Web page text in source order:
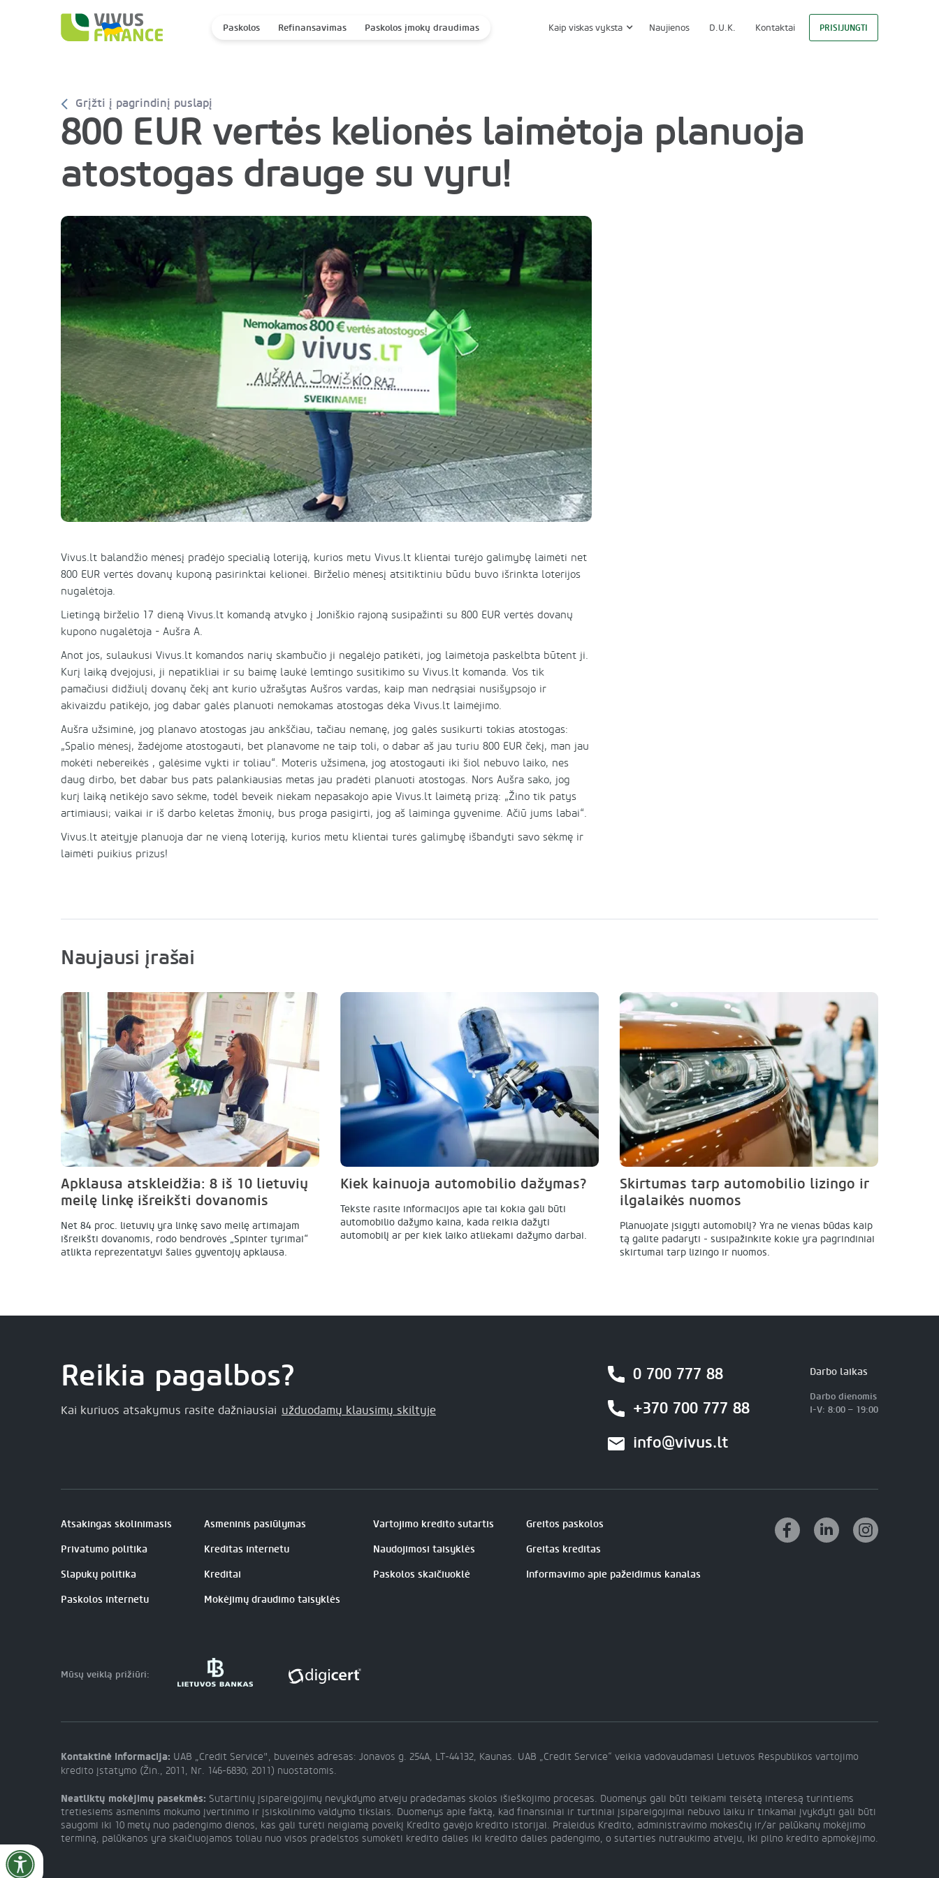
Paskolos Refinansavimas Paskolos įmokų draudimas Kaip viskas vyksta Naujienos D.U.K. Kontaktai PRISIJUNGTI
Grįžti į pagrindinį puslapį
800 EUR vertės kelionės laimėtoja planuoja
atostogas drauge su vyru!
Vivus.lt balandžio mėnesį pradėjo specialią loteriją, kurios metu Vivus.lt klientai turėjo galimybę laimėti net
800 EUR vertės dovanų kuponą pasirinktai kelionei. Birželio mėnesį atsitiktiniu būdu buvo išrinkta loterijos
nugalėtoja.
Lietingą birželio 17 dieną Vivus.lt komandą atvyko į Joniškio rajoną susipažinti su 800 EUR vertės dovanų
kupono nugalėtoja - Aušra A.
Anot jos, sulaukusi Vivus.lt komandos narių skambučio ji negalėjo patikėti, jog laimėtoja paskelbta būtent ji.
Kurį laiką dvejojusi, ji nepatikliai ir su baimę laukė lemtingo susitikimo su Vivus.lt komanda. Vos tik
pamačiusi didžiulį dovanų čekį ant kurio užrašytas Aušros vardas, kaip man nedrąsiai nusišypsojo ir
akivaizdu patikėjo, jog dabar galės planuoti nemokamas atostogas dėka Vivus.lt laimėjimo.
Aušra užsiminė, jog planavo atostogas jau ankščiau, tačiau nemanę, jog galės susikurti tokias atostogas:
„Spalio mėnesį, žadėjome atostogauti, bet planavome ne taip toli, o dabar aš jau turiu 800 EUR čekį, man jau
mokėti nebereikės , galėsime vykti ir toliau“. Moteris užsimena, jog atostogauti iki šiol nebuvo laiko, nes
daug dirbo, bet dabar bus pats palankiausias metas jau pradėti planuoti atostogas. Nors Aušra sako, jog
kurį laiką netikėjo savo sėkme, todėl beveik niekam nepasakojo apie Vivus.lt laimėtą prizą: „Žino tik patys
artimiausi; vaikai ir iš darbo keletas žmonių, bus proga pasigirti, jog aš laiminga gyvenime. Ačiū jums labai“.
Vivus.lt ateityje planuoja dar ne vieną loteriją, kurios metu klientai turės galimybę išbandyti savo sėkmę ir
laimėti puikius prizus!
Naujausi įrašai
Apklausa atskleidžia: 8 iš 10 lietuvių
meilę linkę išreikšti dovanomis
Net 84 proc. lietuvių yra linkę savo meilę artimajam
išreikšti dovanomis, rodo bendrovės „Spinter tyrimai“
atlikta reprezentatyvi šalies gyventojų apklausa.
Kiek kainuoja automobilio dažymas?
Tekste rasite informacijos apie tai kokia gali būti
automobilio dažymo kaina, kada reikia dažyti
automobilį ar per kiek laiko atliekami dažymo darbai.
Skirtumas tarp automobilio lizingo ir
ilgalaikės nuomos
Planuojate įsigyti automobilį? Yra ne vienas būdas kaip
tą galite padaryti - susipažinkite kokie yra pagrindiniai
skirtumai tarp lizingo ir nuomos.
Reikia pagalbos?
Kai kuriuos atsakymus rasite dažniausiai užduodamų klausimų skiltyje
0 700 777 88
+370 700 777 88
info@vivus.lt
Darbo laikas
Darbo dienomis
I-V: 8:00 – 19:00
Atsakingas skolinimasis Asmeninis pasiūlymas Vartojimo kredito sutartis
Greitos paskolos
Privatumo politika
Kreditas internetu Naudojimosi taisyklės
Greitas kreditas
Slapukų politika
Kreditai Paskolos skaičiuoklė
Informavimo apie pažeidimus kanalas
Paskolos internetu
Mokėjimų draudimo taisyklės
Mūsų veiklą prižiūri:
Kontaktinė informacija: UAB „Credit Service", buveinės adresas: Jonavos g. 254A, LT-44132, Kaunas. UAB „Credit Service“ veikia vadovaudamasi Lietuvos Respublikos vartojimo
kredito įstatymo (Žin., 2011, Nr. 146-6830; 2011) nuostatomis.
Neatliktų mokėjimų pasekmės: Sutartinių įsipareigojimų nevykdymo atveju pradedamas skolos išieškojimo procesas. Duomenys gali būti teikiami teisėtą interesą turintiems
tretiesiems asmenims mokumo įvertinimo ir įsiskolinimo valdymo tikslais. Duomenys apie faktą, kad finansiniai ir turtiniai įsipareigojimai nebuvo laiku ir tinkamai įvykdyti gali būti
saugomi iki 10 metų nuo padengimo dienos, kas gali turėti neigiamą poveikį Kredito gavėjo kredito istorijai. Praleidus Kredito, administravimo mokesčių ir/ar palūkanų mokėjimo
terminą, palūkanos yra skaičiuojamos toliau nuo visos pradelstos sumokėti kredito dalies iki kredito dalies padengimo, o sutarties nutraukimo atveju, iki pilno kredito apmokėjimo.